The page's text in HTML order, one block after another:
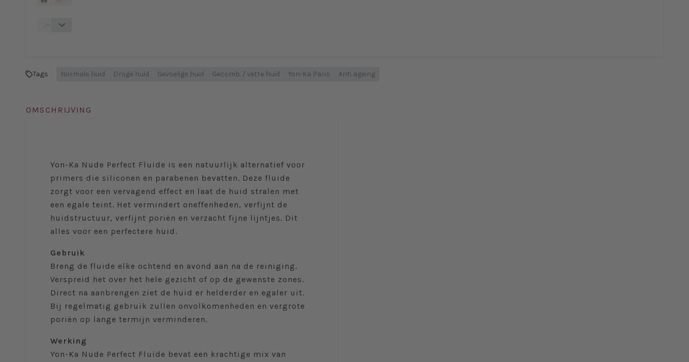
Tags Normale huid Droge huid Gevoelige huid Gecomb. / vette huid Yon-Ka Paris Anti ageing
OMSCHRIJVING
Yon-Ka Nude Perfect Fluide is een natuurlijk alternatief voor
primers die siliconen en parabenen bevatten. Deze fluide
zorgt voor een vervagend effect en laat de huid stralen met
een egale teint. Het vermindert oneffenheden, verfijnt de
huidstructuur, verfijnt poriën en verzacht fijne lijntjes. Dit
alles voor een perfectere huid.
Gebruik
Breng de fluide elke ochtend en avond aan na de reiniging.
Verspreid het over het hele gezicht of op de gewenste zones.
Direct na aanbrengen ziet de huid er helderder en egaler uit.
Bij regelmatig gebruik zullen onvolkomenheden en vergrote
poriën op lange termijn verminderen.
Werking
Yon-Ka Nude Perfect Fluide bevat een krachtige mix van